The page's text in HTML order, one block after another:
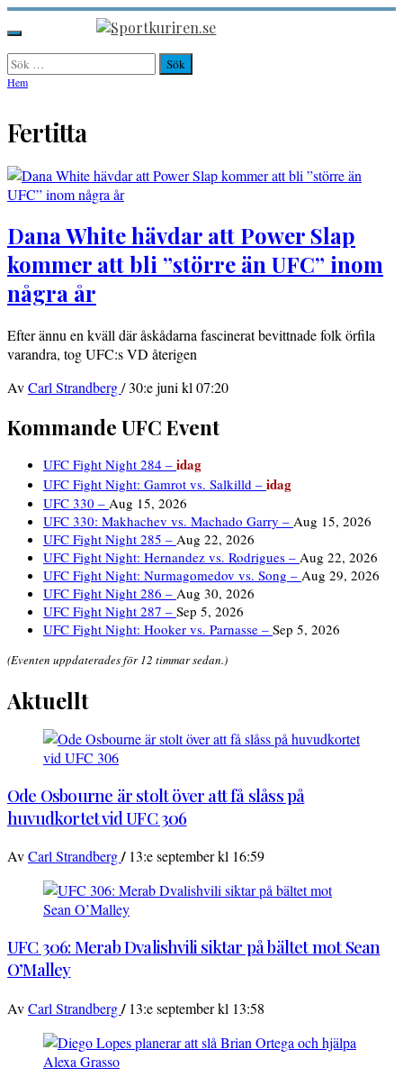
Hoppa
till
innehåll
Sportkuriren.se
Primär
meny
Sök
efter:
Hem
Fertitta
Dana White hävdar att Power Slap
kommer att bli ”större än UFC” inom
några år
Efter ännu en kväll där åskådarna fascinerat bevittnade folk örfila
varandra, tog UFC:s VD återigen
AvCarl Strandberg/30:e juni kl 07:20
Kommande UFC Event
UFC Fight Night 284 – idag
UFC Fight Night: Gamrot vs. Salkilld – idag
UFC 330 – Aug 15, 2026
UFC 330: Makhachev vs. Machado Garry – Aug 15, 2026
UFC Fight Night 285 – Aug 22, 2026
UFC Fight Night: Hernandez vs. Rodrigues – Aug 22, 2026
UFC Fight Night: Nurmagomedov vs. Song – Aug 29, 2026
UFC Fight Night 286 – Aug 30, 2026
UFC Fight Night 287 – Sep 5, 2026
UFC Fight Night: Hooker vs. Parnasse – Sep 5, 2026
(Eventen uppdaterades för 12 timmar sedan.)
Aktuellt
Ode Osbourne är stolt över att få slåss på
huvudkortet vid UFC 306
AvCarl Strandberg/ 13:e september kl 16:59
UFC 306: Merab Dvalishvili siktar på bältet mot Sean
O’Malley
AvCarl Strandberg/ 13:e september kl 13:58